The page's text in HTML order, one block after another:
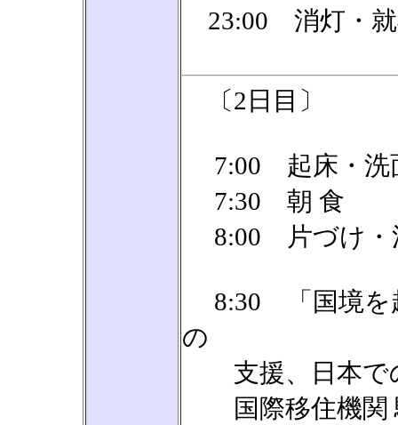
23:00 消灯・
〔2日目〕
7:00 起床・洗
7:30 朝 食
8:00 片づけ・
8:30 「国境を
の
支援、日本で
国際移住機関